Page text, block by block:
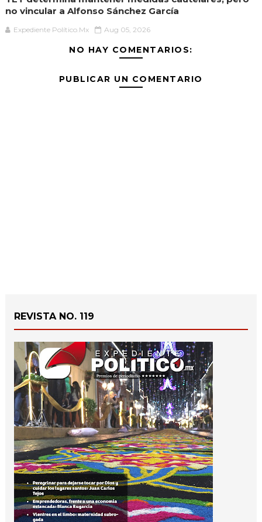
no vincular a Alfonso Sánchez García
Expediente Político.Mx Aug 05, 2026
NO HAY COMENTARIOS:
PUBLICAR UN COMENTARIO
REVISTA NO. 119